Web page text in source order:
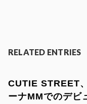
RELATED ENTRIES
CUTIE STREET
ーナMMでのデビ